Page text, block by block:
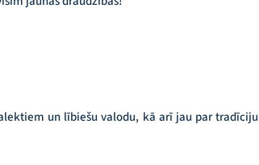
un lībiešu valodu, kā arī jau par tradīciju